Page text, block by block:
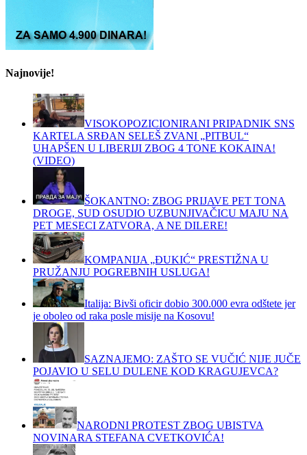
Najnovije!
VISOKOPOZICIONIRANI PRIPADNIK SNS
KARTELA SRĐAN SELEŠ ZVANI „PITBUL“
UHAPŠEN U LIBERIJI ZBOG 4 TONE KOKAINA!
(VIDEO)
ŠOKANTNO: ZBOG PRIJAVE PET TONA
DROGE, SUD OSUDIO UZBUNJIVAČICU MAJU NA
PET MESECI ZATVORA, A NE DILERE!
KOMPANIJA „ĐUKIĆ“ PRESTIŽNA U
PRUŽANJU POGREBNIH USLUGA!
Italija: Bivši oficir dobio 300.000 evra odštete jer
je oboleo od raka posle misije na Kosovu!
SAZNAJEMO: ZAŠTO SE VUČIĆ NIJE JUČE
POJAVIO U SELU DULENE KOD KRAGUJEVCA?
NARODNI PROTEST ZBOG UBISTVA
NOVINARA STEFANA CVETKOVIĆA!